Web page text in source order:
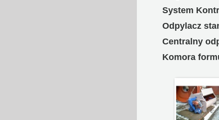
System
Odpylacz
Centralny
Komora